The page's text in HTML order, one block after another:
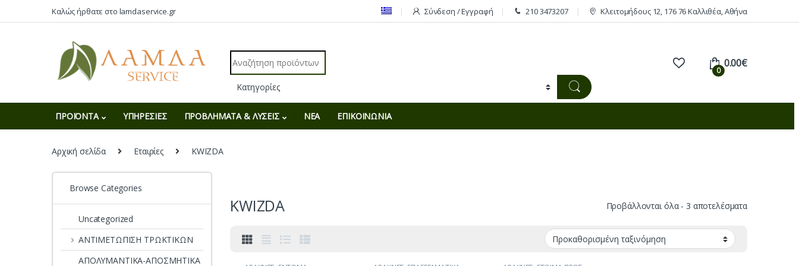
Skip to navigation
Skip to contentΚαλώς ήρθατε στο lamdaservice.gr Σύνδεση / Εγγραφή 210 3473207 Κλειτομήδους 12, 176 76 Καλλιθέα, Αθήνα
Search for:
0
0.00€
ΠΡΟΪΟΝΤΑ ΥΠΗΡΕΣΙΕΣ ΠΡΟΒΛΗΜΑΤΑ & ΛΥΣΕΙΣ ΝΕΑ ΕΠΙΚΟΙΝΩΝΙΑ
Αρχική σελίδα Εταιρίες KWIZDA
KWIZDA Προβάλλονται όλα - 3 αποτελέσματα
Browse Categories
Uncategorized
ΑΝΤΙΜΕΤΩΠΙΣΗ ΤΡΩΚΤΙΚΩΝ
ΑΠΟΛΥΜΑΝΤΙΚΑ-ΑΠΟΣΜΗΤΙΚΑ